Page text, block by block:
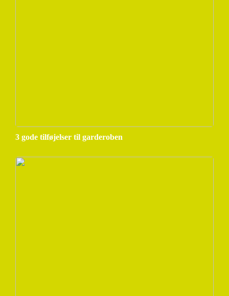
3 gode tilføjelser til garderoben